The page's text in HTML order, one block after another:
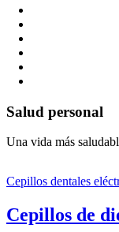
Salud personal
Una vida más
Cepillos dentales
Cepillos de